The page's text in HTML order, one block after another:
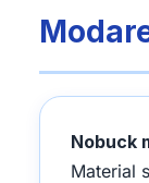
Nobuck
Material